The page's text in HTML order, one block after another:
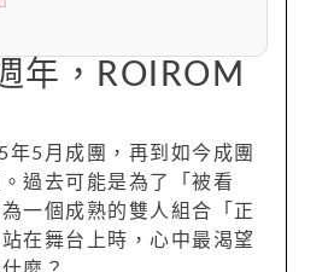
年，ROIROM
年5月成團，再到如今成團
過去可能是為了「被看
一個成熟的雙人組合「正
在舞台上時，心中最渴望